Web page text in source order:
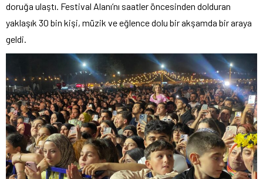
doruğa ulaştı. Festival Alanı’nı saatler öncesinden dolduran
yaklaşık 30 bin kişi, müzik ve eğlence dolu bir akşamda bir araya
geldi.